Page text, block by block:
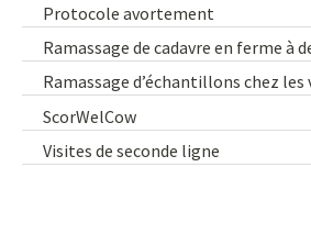
Protocole avortement
Ramassage de cadavre en ferme à
Ramassage d’échantillons chez
ScorWelCow
Visites de seconde ligne